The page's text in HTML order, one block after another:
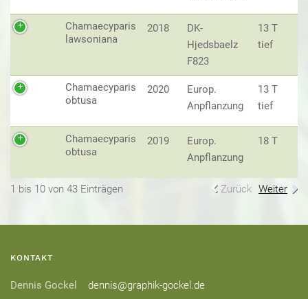
Chamaecyparis
lawsoniana
2018
DK-
Hjedsbaelz
F823
13 T
tief
Chamaecyparis
obtusa
2020
Europ.
Anpflanzung
13 T
tief
Chamaecyparis
obtusa
2019
Europ.
Anpflanzung
18 T
1 bis 10 von 43 Einträgen Zurück Weiter
KONTAKT
Dennis Gockel dennis@graphik-gockel.de